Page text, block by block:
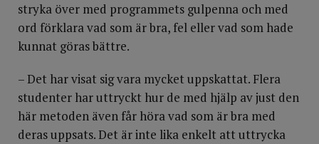
stryka över med programmets gulpenna och med
ord förklara vad som är bra, fel eller vad som hade
kunnat göras bättre.
– Det har visat sig vara mycket uppskattat. Flera
studenter har uttryckt hur de med hjälp av just den
här metoden även får höra vad som är bra med
deras uppsats. Det är inte lika enkelt att uttrycka